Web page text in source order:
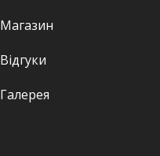
Магазин
Відгуки
Галерея